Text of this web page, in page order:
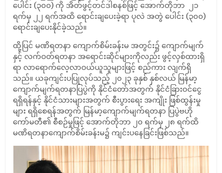
ပေါင်း (၃၀၀) ကို အိတ်ဖွင့်တင်ဒါစနစ်ဖြင့် အောက်တိုဘာ ၂၁
ရက်မှ ၂၂ ရက်အထိ ရောင်းချပေးခဲ့ရာ ပုလဲ အတွဲ ပေါင်း (၃၀၀)
ရောင်းချပေးနိုင်ခဲ့သည်။
ထို့ပြင် မဏိရတနာ ကျောက်စိမ်းခန်းမ အတွင်း၌ ကျောက်မျက်
နှင့် လက်ဝတ်ရတနာ အရောင်းဆိုင်များကိုလည်း ဖွင့်လှစ်ထားရှိ
ရာ လာရောက်လေ့လာဝယ်ယူသူများဖြင့် စည်ကား လျက်ရှိ
သည်။ ယခုကျင်းပပြုလုပ်သည့် ၂၀၂၃ ခုနှစ် နှစ်လယ် မြန်မာ့
ကျောက်မျက်ရတနာပြပွဲကို နိုင်ငံတော်အတွက် နိုင်ငံခြားဝင်ငွေ
ရရှိရန်နှင့် နိုင်ငံသားများအတွက် စီးပွားရေး အကျိုး ဖြစ်ထွန်းမှု
များ ရရှိစေရန်အတွက် မြန်မာ့ကျောက်မျက်ရတနာ ပြပွဲဗဟို
ကော်မတီ၏ စီစဉ်မှုဖြင့် အောက်တိုဘာ ၂၀ ရက်မှ ၂၈ ရက်ထိ
မဏိရတနာကျောက်စိမ်းခန်းမ၌ ကျင်းပနေခြင်းဖြစ်သည်။